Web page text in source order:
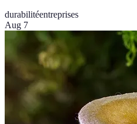
durabilitéentreprises
Aug 7